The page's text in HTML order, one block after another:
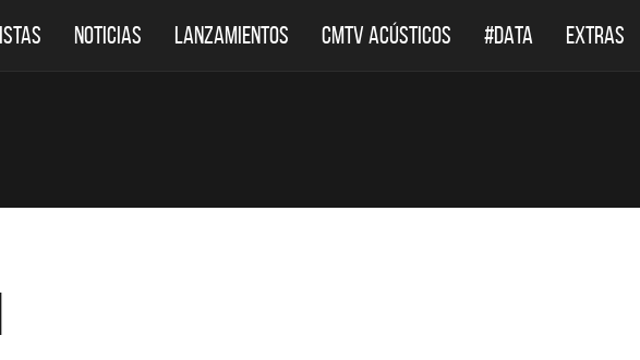
NOTICIAS LANZAMIENTOS CMTV ACÚSTICOS #DATA EXTRAS